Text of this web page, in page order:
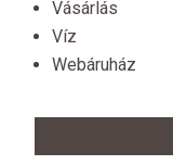
Vásárlás
Víz
Webáruház